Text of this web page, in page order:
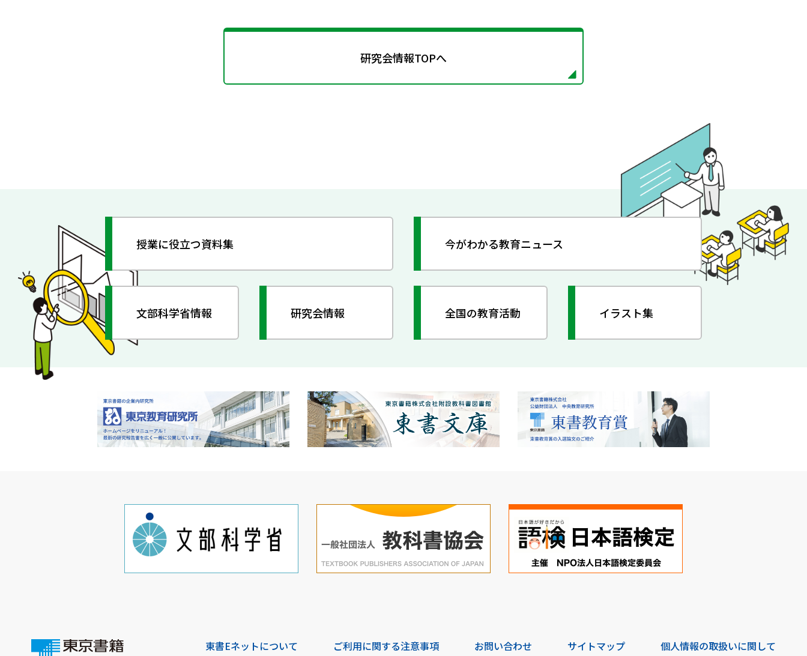
研究会情報TOPへ
授業に役立つ資料集 今がわかる教育ニュース
文部科学省情報 研究会情報 全国の教育活動 イラスト集
東書Eネットについて ご利用に関する注意事項 お問い合わせ サイトマップ 個人情報の取扱いに関して